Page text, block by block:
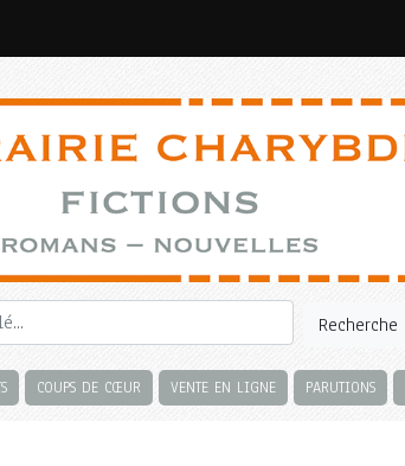
Recherche
COUPS DE CŒUR VENTE EN LIGNE PARUTIONS